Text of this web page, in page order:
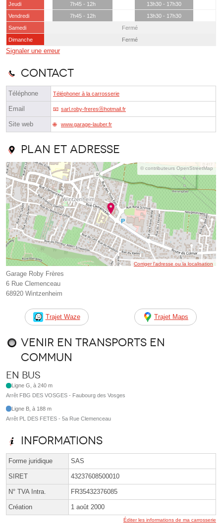
Jeudi
7h45 - 12h
13h30 - 17h30
Vendredi
7h45 - 12h
13h30 - 17h30
Samedi
Fermé
Dimanche
Fermé
Signaler une erreur
Contact
Téléphone Téléphoner à la carrosserie
Email sarl.roby-freresⓐhotmail.fr
Site web www.garage-lauber.fr
Plan et adresse
© contributeurs OpenStreetMap
Corriger l’adresse ou la localisation
Garage Roby Frères
6 Rue Clemenceau
68920 Wintzenheim
Trajet Waze Trajet Maps
Venir en transports en
commun
En bus
Ligne G, à 240 m
Arrêt FBG DES VOSGES - Faubourg des Vosges
Ligne B, à 188 m
Arrêt PL DES FETES - 5a Rue Clemenceau
Informations
Forme juridique SAS
SIRET 43237608500010
N° TVA Intra. FR35432376085
Création 1 août 2000
Éditer les informations de ma carrosserie